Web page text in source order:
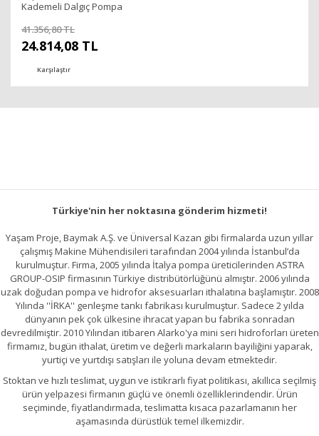
Kademeli Dalgıç Pompa
41.356,80 TL
24.814,08 TL
Karşılaştır
Türkiye'nin her noktasına gönderim hizmeti!
Yaşam Proje, Baymak A.Ş. ve Üniversal Kazan gibi firmalarda uzun yıllar
çalışmış Makine Mühendisileri tarafından 2004 yılında İstanbul’da
kurulmuştur. Firma, 2005 yılında İtalya pompa üreticilerinden ASTRA
GROUP-OSIP firmasının Türkiye distribütörlüğünü almıştır. 2006 yılında
uzak doğudan pompa ve hidrofor aksesuarları ithalatına başlamıştır. 2008
Yılında ''İRKA'' genleşme tankı fabrikası kurulmuştur. Sadece 2 yılda
dünyanın pek çok ülkesine ihracat yapan bu fabrika sonradan
devredilmiştir. 2010 Yılından itibaren Alarko'ya mini seri hidroforları üreten
firmamız, bugün ithalat, üretim ve değerli markaların bayiliğini yaparak,
yurtiçi ve yurtdışı satışları ile yoluna devam etmektedir.
Stoktan ve hızlı teslimat, uygun ve istikrarlı fiyat politikası, akıllıca seçilmiş
ürün yelpazesi firmanın güçlü ve önemli özelliklerindendir. Ürün
seçiminde, fiyatlandırmada, teslimatta kısaca pazarlamanın her
aşamasında dürüstlük temel ilkemizdir.